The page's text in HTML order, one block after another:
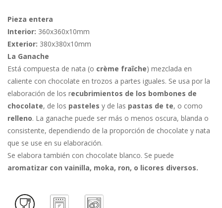
Pieza entera
Interior: 360x360x10mm
Exterior: 380x380x10mm
La Ganache
Está compuesta de nata (o crème fraîche) mezclada en
caliente con chocolate en trozos a partes iguales. Se usa por la
elaboración de los recubrimientos de los bombones de
chocolate, de los pasteles y de las pastas de te, o como
relleno. La ganache puede ser más o menos oscura, blanda o
consistente, dependiendo de la proporción de chocolate y nata
que se use en su elaboración.
Se elabora también con chocolate blanco. Se puede
aromatizar con vainilla, moka, ron, o licores diversos.